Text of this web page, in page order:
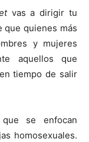
vas a dirigir tu
que quienes más
y mujeres
aquellos que
tiempo de salir
se enfocan
homosexuales.